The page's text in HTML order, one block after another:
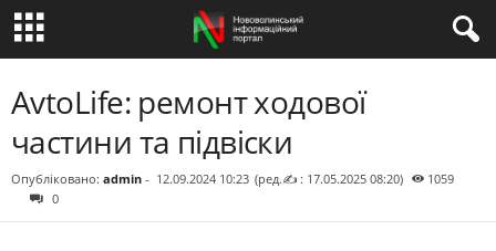
AvtoLife: ремонт ходової
частини та підвіски
Опубліковано: admin - 12.09.2024 10:23 (ред.✍ : 17.05.2025 08:20)
1059
0